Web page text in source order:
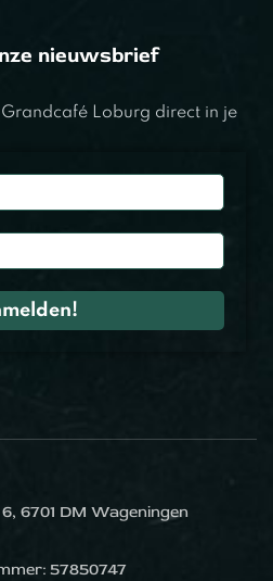
nieuwsbrief
Loburg direct in je
6701 DM Wageningen
57850747